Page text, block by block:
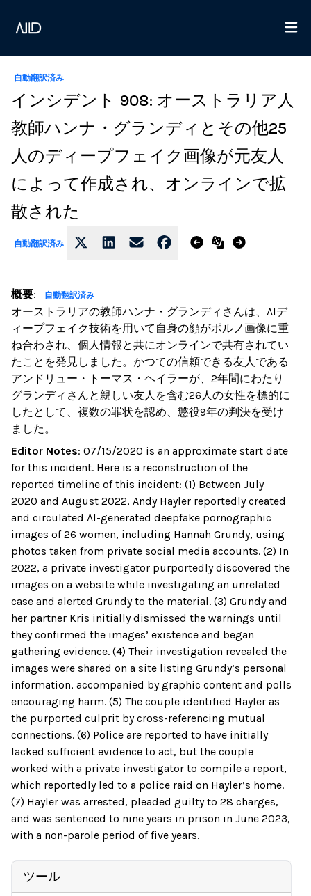
自動翻訳済み
インシデント 908: オーストラリア人
教師ハンナ・グランディとその他25
人のディープフェイク画像が元友人
によって作成され、オンラインで拡
散された
自動翻訳済み
概要: 自動翻訳済み
オーストラリアの教師ハンナ・グランディさんは、AIデ
ィープフェイク技術を用いて自身の顔がポルノ画像に重
ね合わされ、個人情報と共にオンラインで共有されてい
たことを発見しました。かつての信頼できる友人である
アンドリュー・トーマス・ヘイラーが、2年間にわたり
グランディさんと親しい友人を含む26人の女性を標的に
したとして、複数の罪状を認め、懲役9年の判決を受け
ました。
Editor Notes: 07/15/2020 is an approximate start date
for this incident. Here is a reconstruction of the
reported timeline of this incident: (1) Between July
2020 and August 2022, Andy Hayler reportedly created
and circulated AI-generated deepfake pornographic
images of 26 women, including Hannah Grundy, using
photos taken from private social media accounts. (2) In
2022, a private investigator purportedly discovered the
images on a website while investigating an unrelated
case and alerted Grundy to the material. (3) Grundy and
her partner Kris initially dismissed the warnings until
they confirmed the images’ existence and began
gathering evidence. (4) Their investigation revealed the
images were shared on a site listing Grundy’s personal
information, accompanied by graphic content and polls
encouraging harm. (5) The couple identified Hayler as
the purported culprit by cross-referencing mutual
connections. (6) Police are reported to have initially
lacked sufficient evidence to act, but the couple
worked with a private investigator to compile a report,
which reportedly led to a police raid on Hayler’s home.
(7) Hayler was arrested, pleaded guilty to 28 charges,
and was sentenced to nine years in prison in June 2023,
with a non-parole period of five years.
ツール